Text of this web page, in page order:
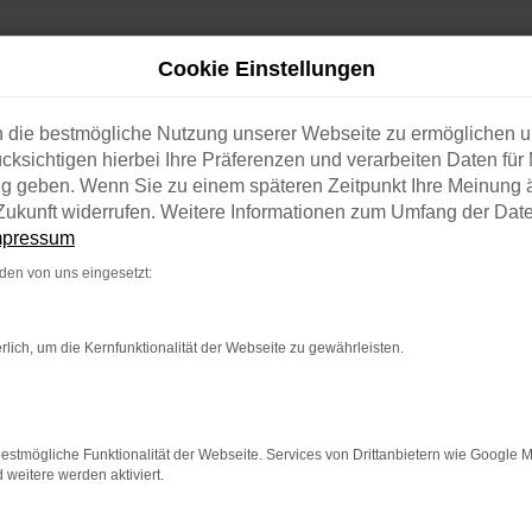
nach Halle (Saale)
NACH
FÜR HALLE
geeignet ist, lässt sich naturgemäß nur individuell
dieses Fahrzeug und können es ohne jeden
der Extraklasse auf die Fahnen geschrieben. Wir
So kommt es, dass wir VW up! Neuwagen
gerne bei der Auswahl behilflich sind.
Cookie Einstellungen
die bestmögliche Nutzung unserer Webseite zu ermöglichen
hierbei Ihre Präferenzen und verarbeiten Daten
geben. Wenn Sie zu einem späteren Zeitpunkt Ihre Meinung
widerrufen. Weitere Informationen zum Umfang der
von uns eingesetzt:
um die Kernfunktionalität der Webseite zu gewährleisten.
Funktionalität der Webseite. Services von Drittanbietern wie Google
weitere werden aktiviert.